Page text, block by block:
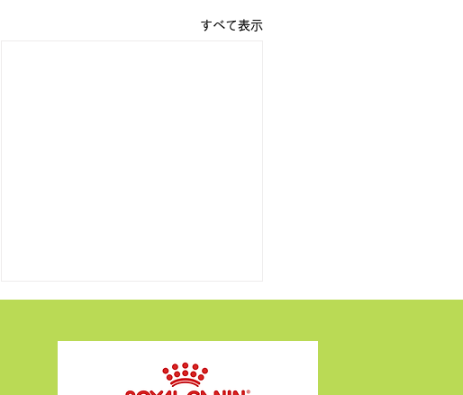
すべて表示
ち風太、凜ともに元気です。風太